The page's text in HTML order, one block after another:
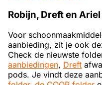
Robijn, Dreft en
Voor
aanbieding, zit je ook
Check de nieuwste
aanbiedingen, Dreft
pods. Je vindt deze